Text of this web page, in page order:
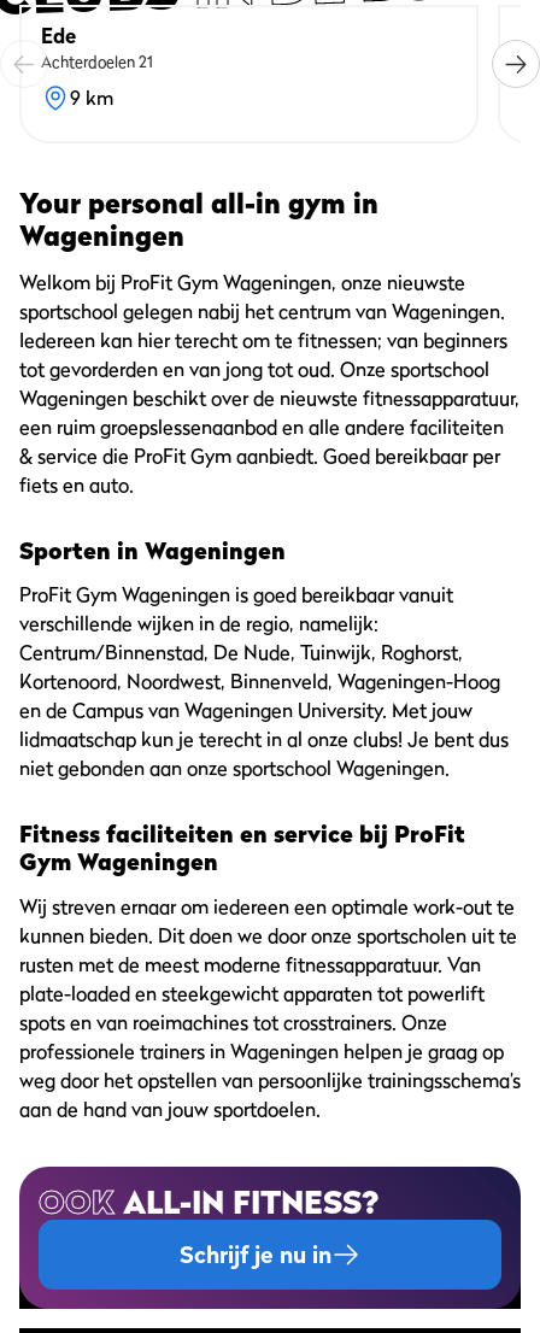
Ede
Achterdoelen 21
9 km
Your personal all-in gym in
Wageningen
Welkom bij ProFit Gym Wageningen, onze nieuwste
sportschool gelegen nabij het centrum van Wageningen.
Iedereen kan hier terecht om te fitnessen; van beginners
tot gevorderden en van jong tot oud. Onze sportschool
Wageningen beschikt over de nieuwste fitnessapparatuur,
een ruim groepslessenaanbod en alle andere faciliteiten
& service die ProFit Gym aanbiedt. Goed bereikbaar per
fiets en auto.
Sporten in Wageningen
ProFit Gym Wageningen is goed bereikbaar vanuit
verschillende wijken in de regio, namelijk:
Centrum/Binnenstad, De Nude, Tuinwijk, Roghorst,
Kortenoord, Noordwest, Binnenveld, Wageningen-Hoog
en de Campus van Wageningen University. Met jouw
lidmaatschap kun je terecht in al onze clubs! Je bent dus
niet gebonden aan onze sportschool Wageningen.
Fitness faciliteiten en service bij ProFit
Gym Wageningen
Wij streven ernaar om iedereen een optimale work-out te
kunnen bieden. Dit doen we door onze sportscholen uit te
rusten met de meest moderne fitnessapparatuur. Van
plate-loaded en steekgewicht apparaten tot powerlift
spots en van roeimachines tot crosstrainers. Onze
professionele trainers in Wageningen helpen je graag op
weg door het opstellen van persoonlijke trainingsschema’s
aan de hand van jouw sportdoelen.
OOKALL-IN FITNESS?
Schrijf je nu in